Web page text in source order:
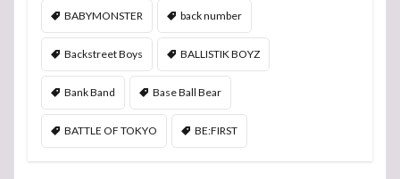
BABYMONSTER back number
Backstreet Boys BALLISTIK BOYZ
Bank Band Base Ball Bear
BATTLE OF TOKYO BE:FIRST